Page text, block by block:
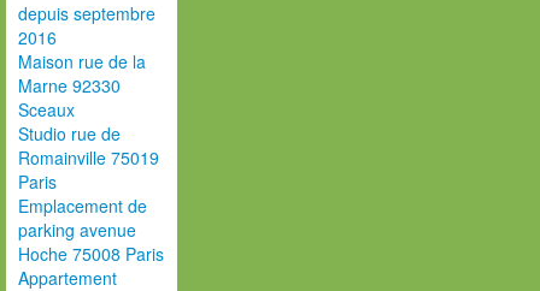
depuis septembre
2016
Maison rue de la
Marne 92330
Sceaux
Studio rue de
Romainville 75019
Paris
Emplacement de
parking avenue
Hoche 75008 Paris
Appartement